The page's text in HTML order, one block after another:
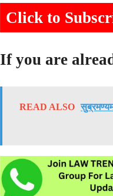
Click to
If you are
READ ALSO